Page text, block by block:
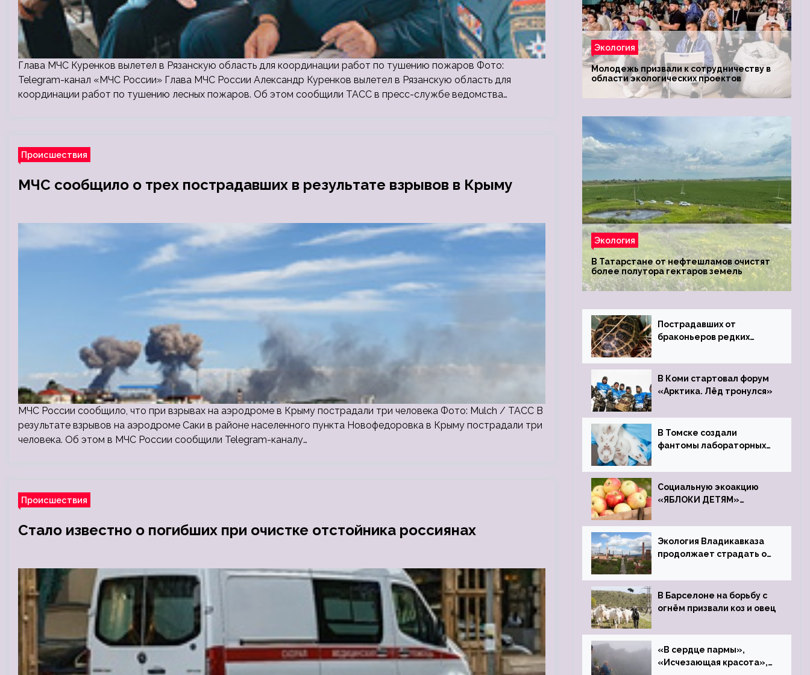
Глава МЧС Куренков вылетел в Рязанскую область для координации работ по тушению пожаров Фото:
Telegram-канал «МЧС России» Глава МЧС России Александр Куренков вылетел в Рязанскую область для
координации работ по тушению лесных пожаров. Об этом сообщили ТАСС в пресс-службе ведомства…
Происшествия
МЧС сообщило о трех пострадавших в результате взрывов в Крыму
МЧС России сообщило, что при взрывах на аэродроме в Крыму пострадали три человека Фото: Mulch / ТАСС В
результате взрывов на аэродроме Саки в районе населенного пункта Новофедоровка в Крыму пострадали три
человека. Об этом в МЧС России сообщили Telegram-каналу…
Происшествия
Стало известно о погибших при очистке отстойника россиянах
Экология
Молодежь призвали к сотрудничеству в
области экологических проектов
Экология
В Татарстане от нефтешламов очистят
более полутора гектаров земель
Пострадавших от
браконьеров редких
Ростовский зоопарк
В Коми стартовал форум
«Арктика. Лёд тронулся»
В Томске создали
фантомы лабораторных
Социальную экоакцию
«ЯБЛОКИ ДЕТЯМ»
Экология Владикавказа
продолжает страдать от
завода
В Барселоне на борьбу с
огнём призвали коз и овец
«В сердце пармы»,
«Исчезающая красота»,